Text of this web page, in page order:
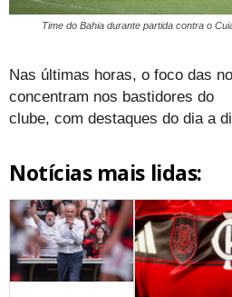
Time do Bahia durante partida contra o
Nas últimas horas, o foco das
concentram nos bastidores do
clube, com destaques do dia a
Notícias mais lidas: